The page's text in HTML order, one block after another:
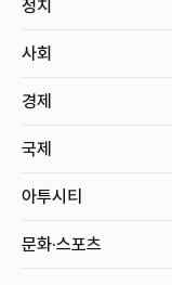
정치
사회
경제
국제
아투시티
문화·스포츠